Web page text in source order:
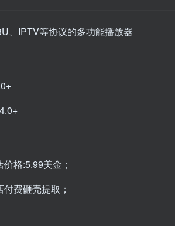
、IPTV等协议的多功能播放器
格:5.99美金；
费砸壳提取；